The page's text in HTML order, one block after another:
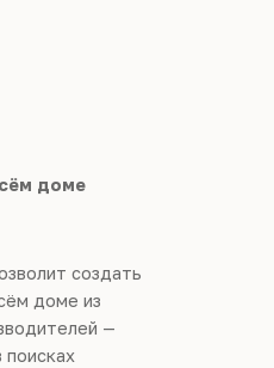
доме
создать
доме из
—